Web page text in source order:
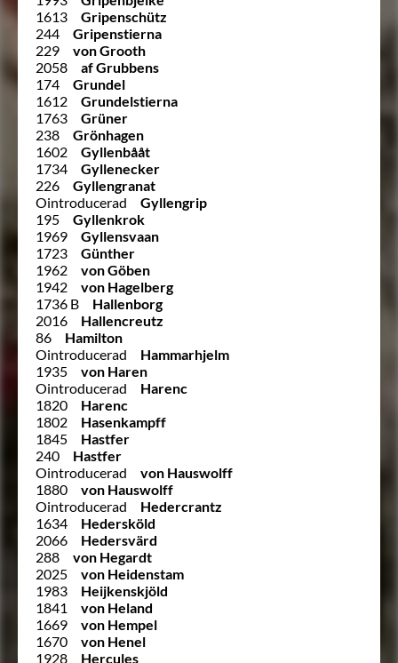
1613
Gripenschütz
244
Gripenstierna
229
von Grooth
2058
af Grubbens
174
Grundel
1612
Grundelstierna
1763
Grüner
238
Grönhagen
1602
Gyllenbååt
1734
Gyllenecker
226
Gyllengranat
Ointroducerad
Gyllengrip
195
Gyllenkrok
1969
Gyllensvaan
1723
Günther
1962
von Göben
1942
von Hagelberg
1736 B
Hallenborg
2016
Hallencreutz
86
Hamilton
Ointroducerad
Hammarhjelm
1935
von Haren
Ointroducerad
Harenc
1820
Harenc
1802
Hasenkampff
1845
Hastfer
240
Hastfer
Ointroducerad
von Hauswolff
1880
von Hauswolff
Ointroducerad
Hedercrantz
1634
Hedersköld
2066
Hedersvärd
288
von Hegardt
2025
von Heidenstam
1983
Heijkenskjöld
1841
von Heland
1669
von Hempel
1670
von Henel
1928
Hercules